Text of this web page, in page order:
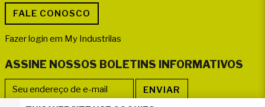
Fazer login em My Industrilas
ASSINE NOSSOS BOLETINS INFORMATIVOS